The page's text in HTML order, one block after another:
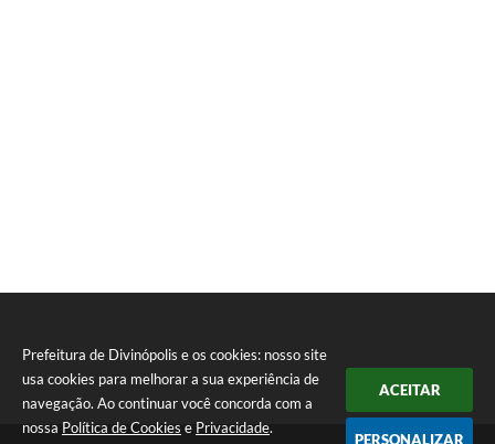
Prefeitura de Divinópolis e os cookies: nosso site
usa cookies para melhorar a sua experiência de
navegação. Ao continuar você concorda com a
nossa Política de Cookies e Privacidade.
ACEITAR
PERSONALIZAR